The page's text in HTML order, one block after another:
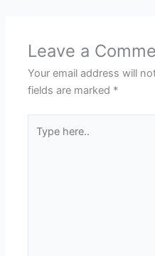
Leave a
Your email address will
fields are marked *
here..